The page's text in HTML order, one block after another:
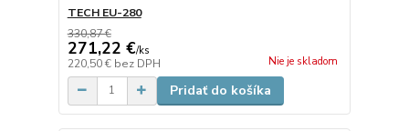
TECH EU-280
330,87 €
271,22 €/ks
220,50 € bez DPH Nie je skladom
Pridať do košíka